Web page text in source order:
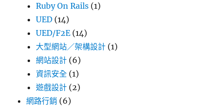
Ruby On Rails (1)
UED (14)
UED/F2E (14)
大型網站／架構設計 (1)
網站設計 (6)
資訊安全 (1)
遊戲設計 (2)
網路行銷 (6)